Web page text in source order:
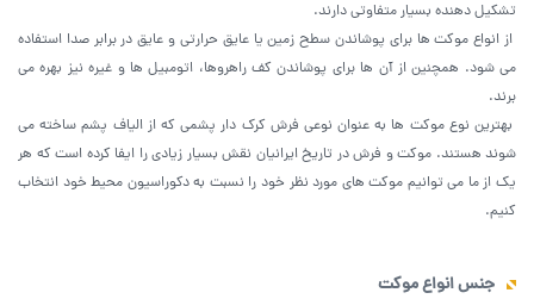
تشکیل دهنده بسیار متفاوتی دارند.
از انواع موکت ها برای پوشاندن سطح زمین یا عایق حرارتی و عایق در برابر صدا استفاده
می شود. همچنین از آن ها برای پوشاندن کف راهروها، اتومبیل ها و غیره نیز بهره می
برند.
بهترین نوع موکت ها به عنوان نوعی فرش کرک دار پشمی که از الیاف پشم ساخته می
شوند هستند. موکت و فرش در تاریخ ایرانیان نقش بسیار زیادی را ایفا کرده است که هر
یک از ما می توانیم موکت‌ های مورد نظر خود را نسبت به دکوراسیون محیط خود انتخاب
کنیم.
جنس انواع موکت